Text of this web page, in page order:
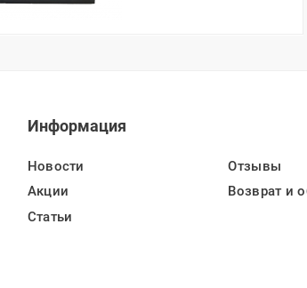
Информация
Новости
Акции
Статьи
Отзывы
Возврат и